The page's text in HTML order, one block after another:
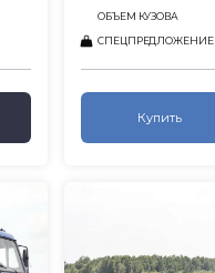
ОБЪЕМ КУЗОВА
СПЕЦПРЕДЛОЖЕНИЕ
Купить